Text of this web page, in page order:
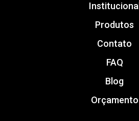
Institucional
Produtos
Contato
FAQ
Blog
Orçamento